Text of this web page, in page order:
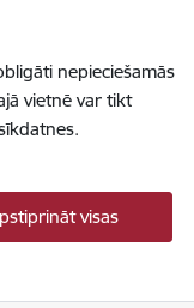
nepieciešamās
vietnē var tikt
visas